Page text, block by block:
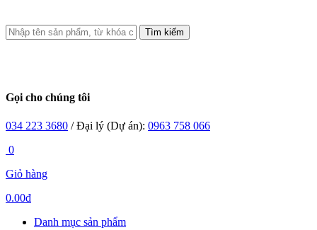
Tìm kiếm
Gọi cho chúng tôi
034 223 3680 / Đại lý (Dự án): 0963 758 066
0
Giỏ hàng
0.00đ
Danh mục sản phẩm